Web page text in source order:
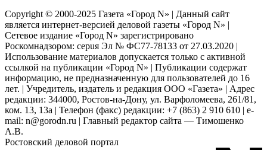
Copyright © 2000-2025 Газета «Город N» | Данный сайт
является интернет-версией деловой газеты «Город N» |
Сетевое издание «Город N» зарегистрировано
Роскомнадзором: серuя Эл № ФС77-78133 от 27.03.2020 |
Использование материалов допускается только с активной
ссылкой на публикации «Город N» | Публикации содержат
информацию, не предназначенную для пользователей до 16
лет. | Учредитель, издатель и редакция ООО «Газета» | Адрес
редакции: 344000, Ростов-на-Дону, ул. Варфоломеева, 261/81,
ком. 13, 13а | Телефон (факс) редакции: +7 (863) 2 910 610 | e-
mail: n@gorodn.ru | Главный редактор сайта — Тимошенко
А.В.
Ростовский деловой портал